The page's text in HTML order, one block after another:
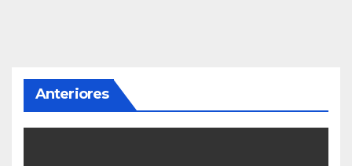
Anteriores